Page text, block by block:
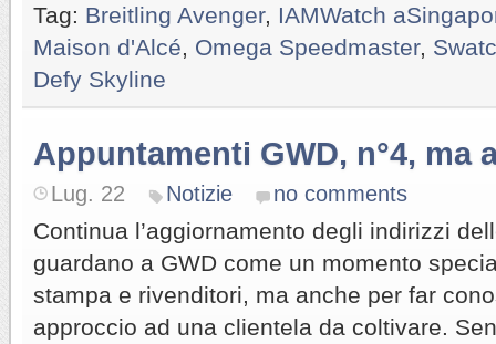
Tag: Breitling Avenger, IAMWatch
Maison d'Alcé
Omega Speedmaster,
Defy Skyline
Appuntamenti GWD, n°4, ma
Lug. 22 Notizie no comments
Continua l’aggiornamento degli indirizzi
guardano a GWD come un momento
stampa e rivenditori, ma anche per far
approccio ad una clientela da coltivare.